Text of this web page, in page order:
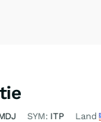
SYM: ITP Land